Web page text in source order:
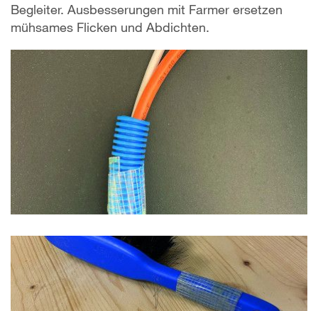
Begleiter. Ausbesserungen mit Farmer ersetzen
mühsames Flicken und Abdichten.